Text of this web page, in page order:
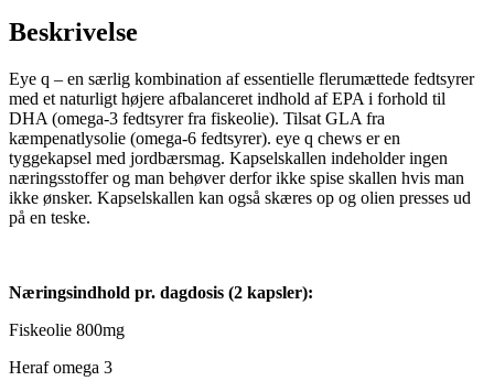
Beskrivelse
Eye q – en særlig kombination af essentielle flerumættede fedtsyrer
med et naturligt højere afbalanceret indhold af EPA i forhold til
DHA (omega-3 fedtsyrer fra fiskeolie). Tilsat GLA fra
kæmpenatlysolie (omega-6 fedtsyrer). eye q chews er en
tyggekapsel med jordbærsmag. Kapselskallen indeholder ingen
næringsstoffer og man behøver derfor ikke spise skallen hvis man
ikke ønsker. Kapselskallen kan også skæres op og olien presses ud
på en teske.
Næringsindhold pr. dagdosis (2 kapsler):
Fiskeolie 800mg
Heraf omega 3